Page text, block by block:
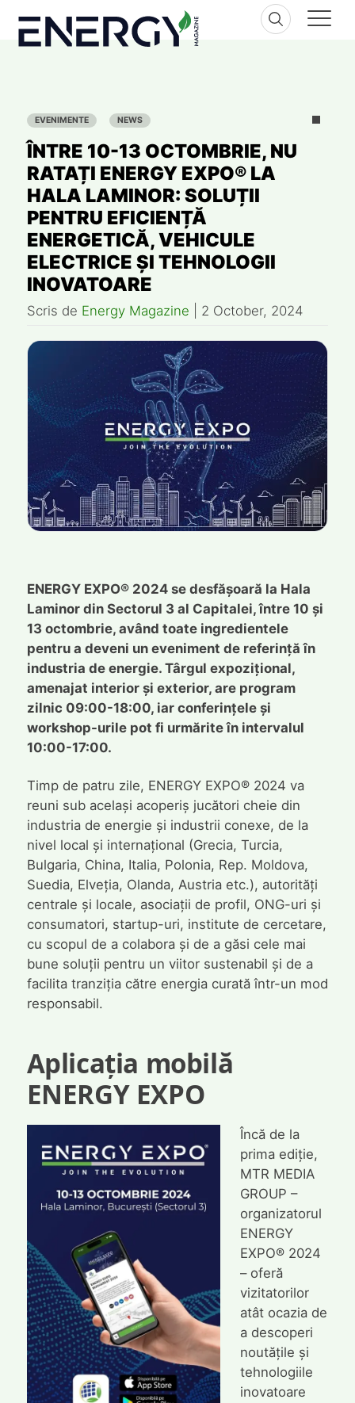
content
EVENIMENTE NEWS
ÎNTRE 10-13 OCTOMBRIE, NU
RATAȚI ENERGY EXPO® LA
HALA LAMINOR: SOLUȚII
PENTRU EFICIENȚĂ
ENERGETICĂ, VEHICULE
ELECTRICE ȘI TEHNOLOGII
INOVATOARE
Scris de Energy Magazine 2 October, 2024
ENERGY EXPO® 2024 se desfășoară la Hala
Laminor din Sectorul 3 al Capitalei, între 10 și
13 octombrie, având toate ingredientele
pentru a deveni un eveniment de referință în
industria de energie. Târgul expozițional,
amenajat interior și exterior, are program
zilnic 09:00-18:00, iar conferințele și
workshop-urile pot fi urmărite în intervalul
10:00-17:00.
Timp de patru zile, ENERGY EXPO® 2024 va
reuni sub același acoperiș jucători cheie din
industria de energie și industrii conexe, de la
nivel local și internațional (Grecia, Turcia,
Bulgaria, China, Italia, Polonia, Rep. Moldova,
Suedia, Elveția, Olanda, Austria etc.), autorități
centrale și locale, asociații de profil, ONG-uri și
consumatori, startup-uri, institute de cercetare,
cu scopul de a colabora și de a găsi cele mai
bune soluții pentru un viitor sustenabil și de a
facilita tranziția către energia curată într-un mod
responsabil.
Aplicația mobilă
ENERGY EXPO
Încă de la
prima ediție,
MTR MEDIA
GROUP –
organizatorul
ENERGY
EXPO® 2024
– oferă
vizitatorilor
atât ocazia de
a descoperi
noutățile și
tehnologiile
inovatoare